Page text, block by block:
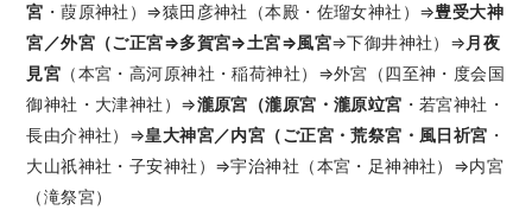
宮 ・葭原神社）⇒猿田彦神社（本殿・佐瑠女神社）⇒豊受大神
宮／外宮（ご正宮⇒多賀宮⇒土宮⇒風宮⇒下御井神社）⇒ 月夜
見宮 （本宮・高河原神社・稲荷神社）⇒外宮（四至神・度会国
御神社・大津神社）⇒瀧原宮（瀧原宮・瀧原竝宮 ・若宮神社・
長由介神社）⇒皇大神宮／内宮（ご正宮・荒祭宮・風日祈宮 ・
大山祇神社・子安神社）⇒宇治神社（本宮・足神神社）⇒内宮
（滝祭宮）